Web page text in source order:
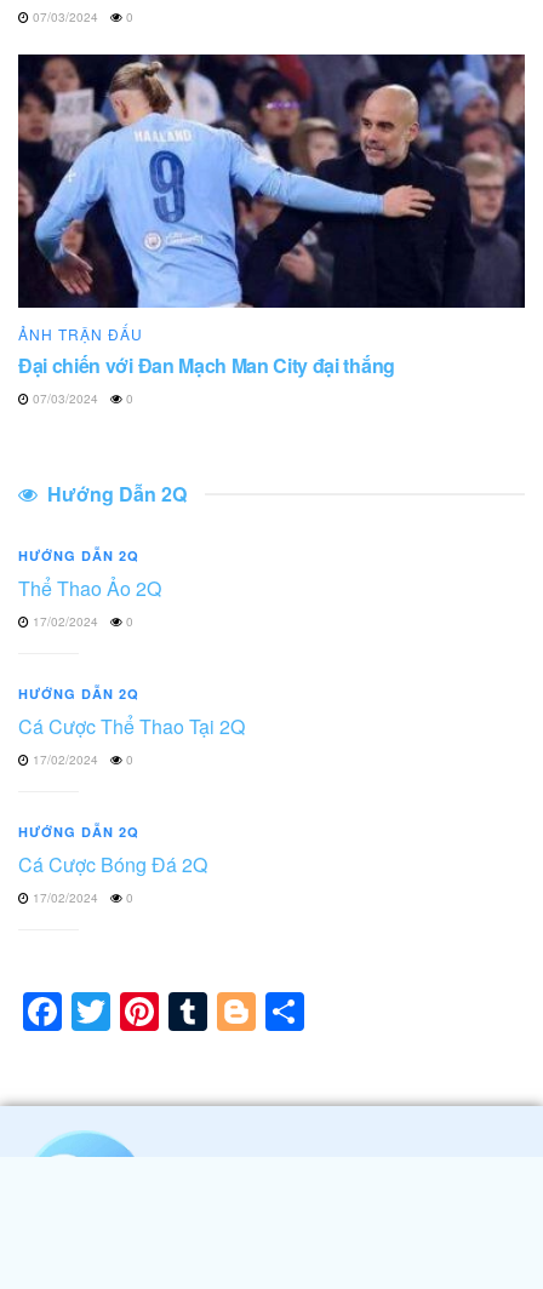
07/03/2024 0
ẢNH TRẬN ĐẤU
Đại chiến với Đan Mạch Man City đại thắng
07/03/2024 0
Hướng Dẫn 2Q
HƯỚNG DẪN 2Q
Thể Thao Ảo 2Q
17/02/2024 0
HƯỚNG DẪN 2Q
Cá Cược Thể Thao Tại 2Q
17/02/2024 0
HƯỚNG DẪN 2Q
Cá Cược Bóng Đá 2Q
17/02/2024 0
Facebook
TwitterPinterest
TumblrBlogger